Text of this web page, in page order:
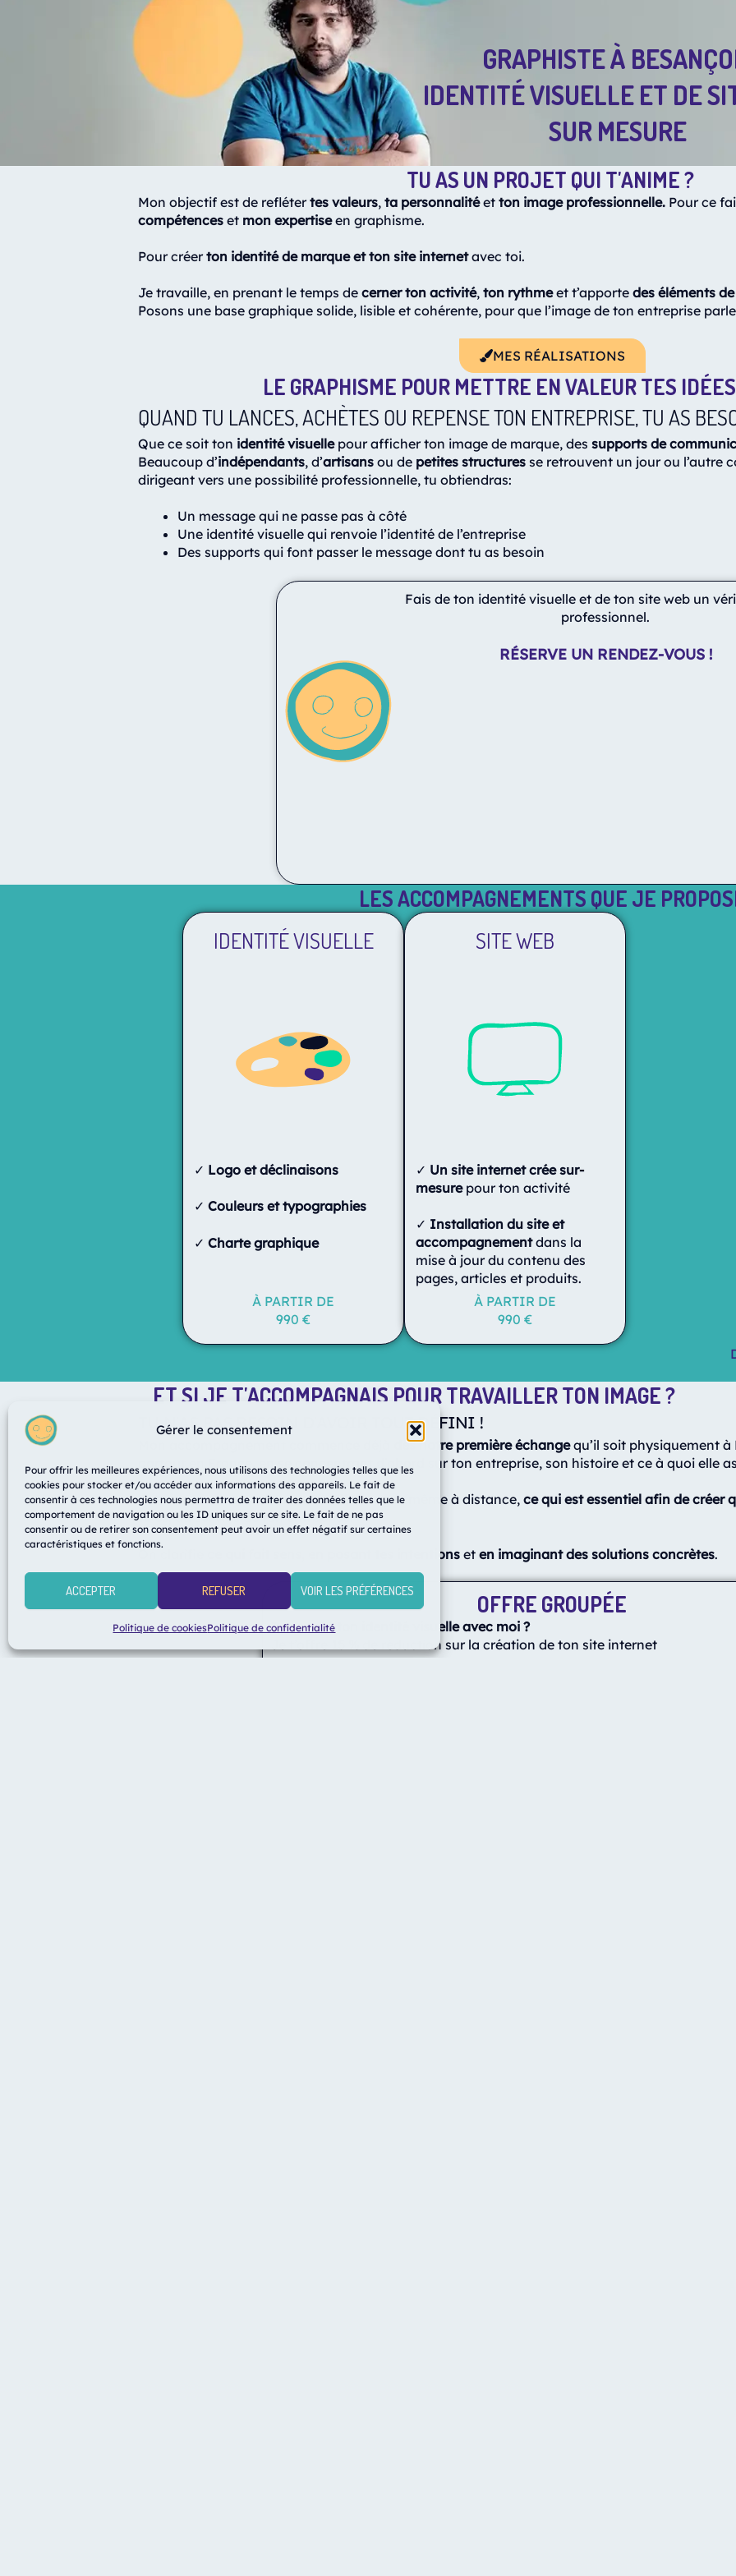
Gérer le consentement
Pour offrir les meilleures expériences, nous utilisons des technologies telles que les
cookies pour stocker et/ou accéder aux informations des appareils. Le fait de
consentir à ces technologies nous permettra de traiter des données telles que le
comportement de navigation ou les ID uniques sur ce site. Le fait de ne pas
consentir ou de retirer son consentement peut avoir un effet négatif sur certaines
caractéristiques et fonctions.
ACCEPTER REFUSER VOIR LES PRÉFÉRENCES
Politique de cookiesPolitique de confidentialité
GRAPHISTE À
IDENTITÉ VISUELLE ET DE
SUR MESURE
TU AS UN PROJET QUI T'ANIME ?
Mon objectif est de reflétertes valeurs, ta personnalitéet ton image professionnelle. Pour ce
compétences et mon expertiseen graphisme.
Pour créerton identité de marque et ton site internetavec toi.
Je travaille, en prenant le temps de cerner ton activité, ton rythmeet t’apporte des éléments
Posons une base graphique solide, lisible et cohérente, pour que l’image de ton entreprise
MES RÉALISATIONS
LE GRAPHISME POUR METTRE EN VALEUR TES
QUAND TU LANCES, ACHÈTES OU REPENSE TON ENTREPRISE, TU AS
Que ce soit ton identité visuellepour afficher ton image de marque, des supports de
Beaucoup d’indépendants, d’artisans ou de petites structures se retrouvent un jour ou l’autre
dirigeant vers une possibilité professionnelle, tu obtiendras:
Un message qui ne passe pas à côté
Une identité visuelle qui renvoie l’identité de l’entreprise
Des supports qui font passer le message dont tu as besoin
Fais de ton identité visuelle et de ton site web un
professionnel.
RÉSERVE UN RENDEZ-VOUS !
LES ACCOMPAGNEMENTS QUE JE
IDENTITÉ VISUELLE
✓ Logo et déclinaisons
✓Couleurs et typographies
✓Charte graphique
À PARTIR DE
990 €
SITE WEB
✓ Un site internet crée sur-
mesurepour ton activité
✓ Installation du site et
accompagnementdans la
mise à jour du contenu des
pages, articles et produits.
À PARTIR DE
990 €
ET SI JE T'ACCOMPAGNAIS POUR TRAVAILLER TON IMAGE ?
TU N'AS PAS BESOIN D'AVOIR TOUT DÉFINI !
dès notre première échangequ’il soit physiquement
partout en France, en se concentrant d’abord sur ton entreprise, son histoire et ce à quoi elle
Cette rencontre, est l’occasion d’échanger, même à distance, ce qui est essentiel afin de créer
tu es, au service de ton entreprise.
en posant tes intentions et en imaginant des solutions concrètes.
OFFRE GROUPÉE
Tu as créé ton identité visuelle avec moi ?
de réduction sur la création de ton site internet